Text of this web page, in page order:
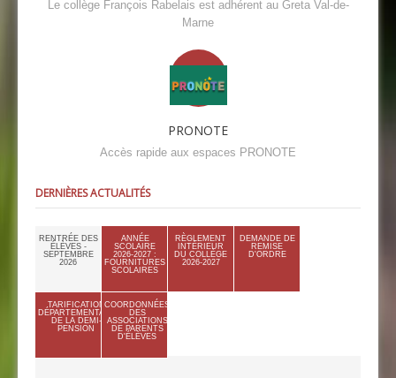
Le collège François Rabelais est adhérent au Greta Val-de-
Marne
PRONOTE
Accès rapide aux espaces PRONOTE
DERNIÈRES ACTUALITÉS
RENTRÉE DES
ÉLÈVES -
SEPTEMBRE
2026
ANNÉE
SCOLAIRE
2026-2027 :
FOURNITURES
SCOLAIRES
RÈGLEMENT
INTÉRIEUR
DU COLLÈGE
2026-2027
DEMANDE DE
REMISE
D'ORDRE
TARIFICATION
DÉPARTEMENTALE
DE LA DEMI-
PENSION
COORDONNÉES
DES
ASSOCIATIONS
DE PARENTS
D'ÉLÈVES